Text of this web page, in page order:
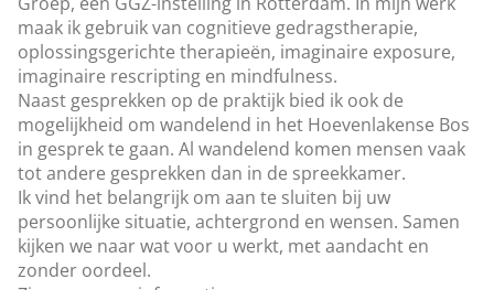
maak ik gebruik van cognitieve gedragstherapie,
oplossingsgerichte therapieën, imaginaire exposure,
imaginaire rescripting en mindfulness.
Naast gesprekken op de praktijk bied ik ook de
mogelijkheid om wandelend in het Hoevenlakense Bos
in gesprek te gaan. Al wandelend komen mensen vaak
tot andere gesprekken dan in de spreekkamer.
Ik vind het belangrijk om aan te sluiten bij uw
persoonlijke situatie, achtergrond en wensen. Samen
kijken we naar wat voor u werkt, met aandacht en
zonder oordeel.